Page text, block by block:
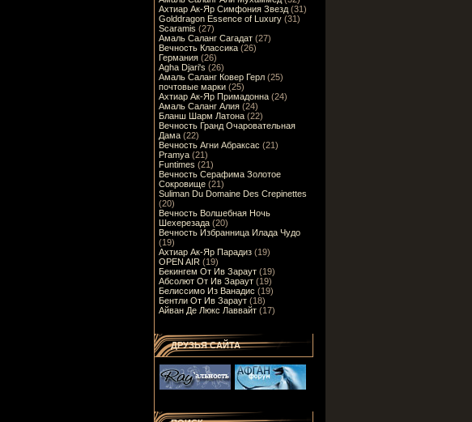
Ахтиар Ак-Яр Симфония Звезд(31)
Golddragon Essence of Luxury(31)
Scaramis (27)
Амаль Саланг Сагадат(27)
Вечность Классика(26)
Германия(26)
Agha Djari's (26)
Амаль Саланг Ковер Герл(25)
почтовые марки(25)
Ахтиар Ак-Яр Примадонна(24)
Амаль Саланг Алия(24)
Бланш Шарм Латона(22)
Вечность Гранд Очаровательная
Дама(22)
Вечность Агни Абраксас (21)
Pramya(21)
Funtimes (21)
Вечность Серафима Золотое
Сокровище(21)
Suliman Du Domaine Des Crepinettes
(20)
Вечность Волшебная Ночь
Шехерезада(20)
Вечность Избранница Илада Чудо
(19)
Ахтиар Ак-Яр Парадиз(19)
OPEN AIR (19)
Бекингем От Ив Зараут(19)
Абсолют От Ив Зараут(19)
Белиссимо Из Ванадис (19)
Бентли От Ив Зараут(18)
Айван Де Люкс Лаввайт(17)
ДРУЗЬЯ САЙТА